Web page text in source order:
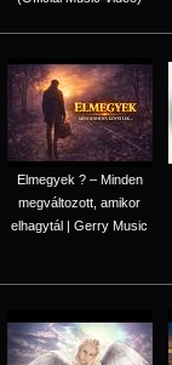
Elmegyek ? – Minden
megváltozott, amikor
elhagytál | Gerry Music